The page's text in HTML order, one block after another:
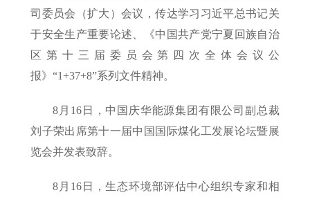
司委员会（扩大）会议，传达学习习近平总书记关
于安全生产重要论述、《中国共产党宁夏回族自治
区第十三届委员会第四次全体会议公
报》“1+37+8”系列文件精神。
8月16日，中国庆华能源集团有限公司副总裁
刘子荣出席第十一届中国国际煤化工发展论坛暨展
览会并发表致辞。
8月16日，生态环境部评估中心组织专家和相